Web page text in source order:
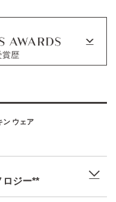
ン ウェア
ロジー**